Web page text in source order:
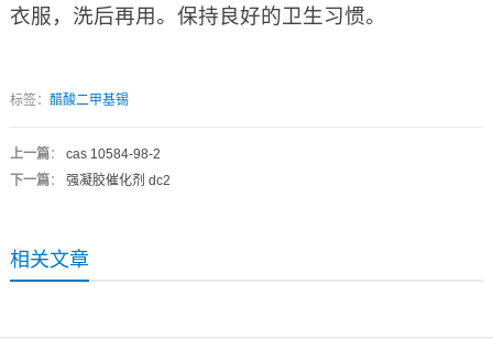
衣服，洗后再用。保持良好的卫生习惯。
标签： 醋酸二甲基锡
上一篇： cas 10584-98-2
下一篇： 强凝胶催化剂 dc2
相关文章